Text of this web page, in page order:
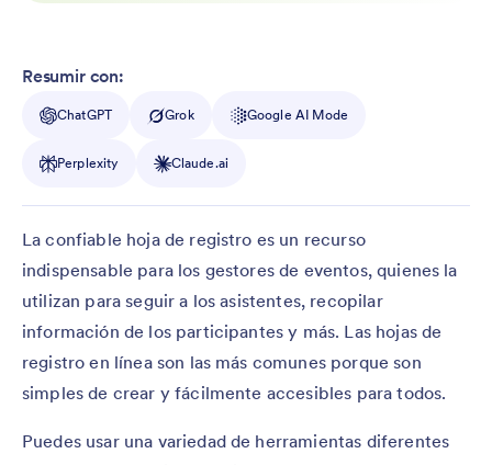
Resumir con:
ChatGPT Grok Google AI Mode
Perplexity Claude.ai
La confiable hoja de registro es un recurso
indispensable para los gestores de eventos, quienes la
utilizan para seguir a los asistentes, recopilar
información de los participantes y más. Las hojas de
registro en línea son las más comunes porque son
simples de crear y fácilmente accesibles para todos.
Puedes usar una variedad de herramientas diferentes